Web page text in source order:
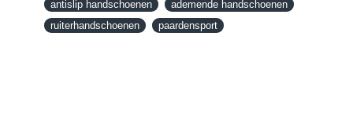
snel mogelijk geregeld is.Wenst u uw geld
terug dan zorgen wij voor een
antislip handschoenen
ademende handschoenen
ruiterhandschoenen
paardensport